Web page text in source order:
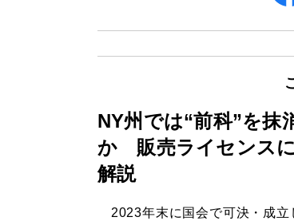
NY州では“前科”を
か 販売ライセンス
解説
2023年末に国会で可決・成立